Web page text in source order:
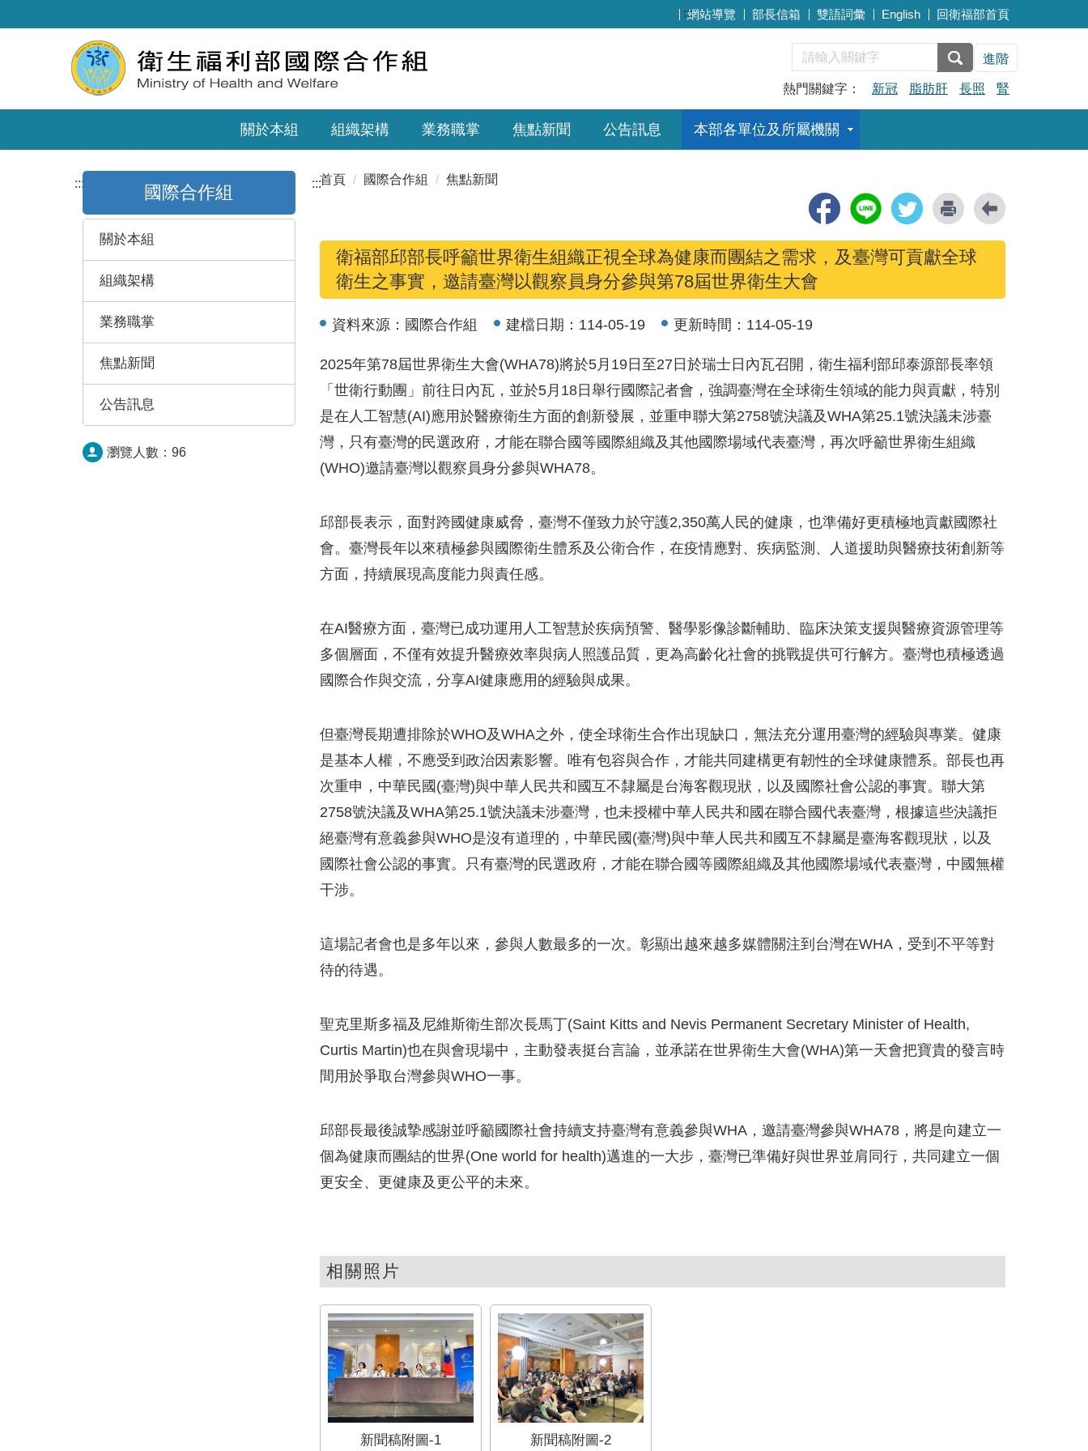
:::網站導覽 部長信箱 雙語詞彙 English 回衛福部首頁
進階
熱門關鍵字： 新冠 脂肪肝 長照 腎
關於本組 組織架構 業務職掌 焦點新聞 公告訊息 本部各單位及所屬機關
::: 國際合作組
關於本組
組織架構
業務職掌
焦點新聞
公告訊息
瀏覽人數： 96
:::首頁 國際合作組 焦點新聞
衛福部邱部長呼籲世界衛生組織正視全球為健康而團結之需求，及臺灣可貢獻全球
衛生之事實，邀請臺灣以觀察員身分參與第78屆世界衛生大會
資料來源： 國際合作組 建檔日期： 114-05-19 更新時間： 114-05-19
2025年第78屆世界衛生大會(WHA78)將於5月19日至27日於瑞士日內瓦召開，衛生福利部邱泰源部長率領
「世衛行動團」前往日內瓦，並於5月18日舉行國際記者會，強調臺灣在全球衛生領域的能力與貢獻，特別
是在人工智慧(AI)應用於醫療衛生方面的創新發展，並重申聯大第2758號決議及WHA第25.1號決議未涉臺
灣，只有臺灣的民選政府，才能在聯合國等國際組織及其他國際場域代表臺灣，再次呼籲世界衛生組織
(WHO)邀請臺灣以觀察員身分參與WHA78。
邱部長表示，面對跨國健康威脅，臺灣不僅致力於守護2,350萬人民的健康，也準備好更積極地貢獻國際社
會。臺灣長年以來積極參與國際衛生體系及公衛合作，在疫情應對、疾病監測、人道援助與醫療技術創新等
方面，持續展現高度能力與責任感。
在AI醫療方面，臺灣已成功運用人工智慧於疾病預警、醫學影像診斷輔助、臨床決策支援與醫療資源管理等
多個層面，不僅有效提升醫療效率與病人照護品質，更為高齡化社會的挑戰提供可行解方。臺灣也積極透過
國際合作與交流，分享AI健康應用的經驗與成果。
但臺灣長期遭排除於WHO及WHA之外，使全球衛生合作出現缺口，無法充分運用臺灣的經驗與專業。健康
是基本人權，不應受到政治因素影響。唯有包容與合作，才能共同建構更有韌性的全球健康體系。部長也再
次重申，中華民國(臺灣)與中華人民共和國互不隸屬是台海客觀現狀，以及國際社會公認的事實。聯大第
2758號決議及WHA第25.1號決議未涉臺灣，也未授權中華人民共和國在聯合國代表臺灣，根據這些決議拒
絕臺灣有意義參與WHO是沒有道理的，中華民國(臺灣)與中華人民共和國互不隸屬是臺海客觀現狀，以及
國際社會公認的事實。只有臺灣的民選政府，才能在聯合國等國際組織及其他國際場域代表臺灣，中國無權
干涉。
這場記者會也是多年以來，參與人數最多的一次。彰顯出越來越多媒體關注到台灣在WHA，受到不平等對
待的待遇。
聖克里斯多福及尼維斯衛生部次長馬丁(Saint Kitts and Nevis Permanent Secretary Minister of Health,
Curtis Martin)也在與會現場中，主動發表挺台言論，並承諾在世界衛生大會(WHA)第一天會把寶貴的發言時
間用於爭取台灣參與WHO一事。
邱部長最後誠摯感謝並呼籲國際社會持續支持臺灣有意義參與WHA，邀請臺灣參與WHA78，將是向建立一
個為健康而團結的世界(One world for health)邁進的一大步，臺灣已準備好與世界並肩同行，共同建立一個
更安全、更健康及更公平的未來。
相關照片
新聞稿附圖-1 新聞稿附圖-2